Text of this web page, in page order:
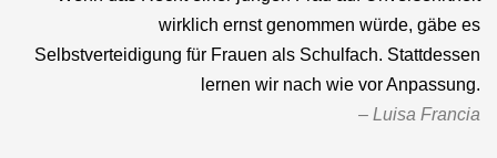
wirklich ernst genommen würde, gäbe es
Selbstverteidigung für Frauen als Schulfach. Stattdessen
lernen wir nach wie vor Anpassung.
Luisa Francia